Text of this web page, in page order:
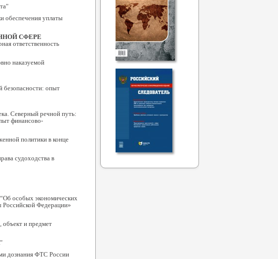
обеспечения уплаты
СФЕРЕ
ответственность
наказуемой
безопасности: опыт
Северный речной путь:
финансово-
политики в конце
судоходства в
особых экономических
Российской Федерации»
и предмет
дознания ФТС России